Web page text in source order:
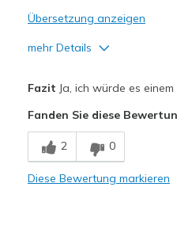
Übersetzung anzeigen
mehr Details
Breathe Well
Comfortable
Fazit Ja, ich würde es
Fanden Sie diese
2 0
Diese Bewertung markieren